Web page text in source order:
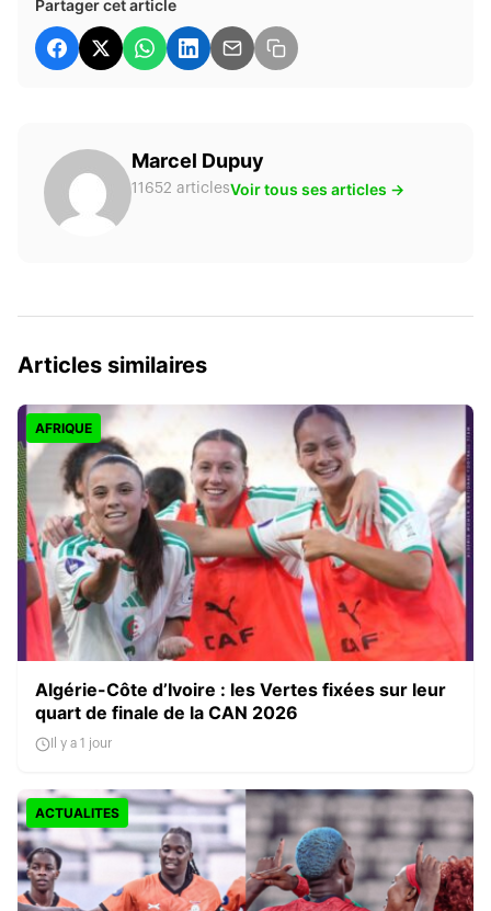
Partager cet article
Marcel Dupuy
11652 articlesVoir tous ses articles →
Articles similaires
AFRIQUE
Algérie-Côte d’Ivoire : les Vertes fixées sur leur
quart de finale de la CAN 2026
Il y a 1 jour
ACTUALITES